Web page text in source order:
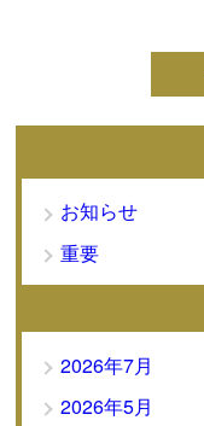
お知らせ
重要
2026年7月
2026年5月